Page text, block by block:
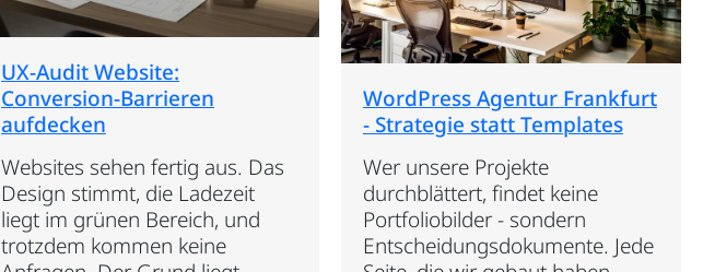
UX-Audit Website:
Conversion-Barrieren
aufdecken
Websites sehen fertig aus. Das
Design stimmt, die Ladezeit
liegt im grünen Bereich, und
trotzdem kommen keine
WordPress Agentur Frankfurt
- Strategie statt Templates
Wer unsere Projekte
durchblättert, findet keine
Portfoliobilder - sondern
Entscheidungsdokumente. Jede